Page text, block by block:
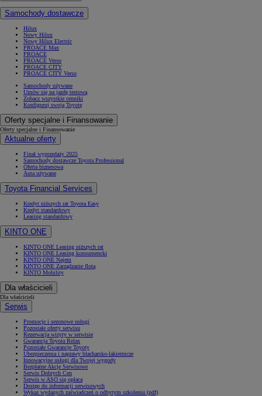
Samochody dostawcze
Hilux
Nowy Hilux
Nowy Hilux Electric
PROACE Max
PROACE
PROACE Verso
PROACE CITY
PROACE CITY Verso
Samochody używane
Umów się na jazdę testową
Zobacz wszystkie cenniki
Konfiguruj swoją Toyotę
Oferty specjalne i Finansowanie
Oferty specjalne i Finansowanie
Aktualne oferty
Finał wyprzedaży 2025
Samochody dostawcze Toyota Professional
Oferta biznesowa
Auta używane
Toyota Financial Services
Kredyt niższych rat Toyota Easy
Kredyt standardowy
Leasing standardowy
KINTO ONE
KINTO ONE Leasing niższych rat
KINTO ONE Leasing konsumencki
KINTO ONE Najem
KINTO ONE Zarządzanie flotą
KINTO Mobility
Dla właścicieli
Dla właścicieli
Serwis
Promocje i sezonowe usługi
Pozostałe oferty serwisu
Rezerwacja wizyty w serwisie
Gwarancja Toyota Relax
Pozostałe Gwarancje Toyoty
Ubezpieczenia i naprawy blacharsko-lakiernicze
Innowacyjne usługi dla Twojej wygody
Bezpłatne Akcje Serwisowe
Serwis Dobrych Cen
Serwis w ASO się opłaca
Dostęp do informacji serwisowych
Wykaz wydanych zaświadczeń o odbytym szkoleniu (pdf)